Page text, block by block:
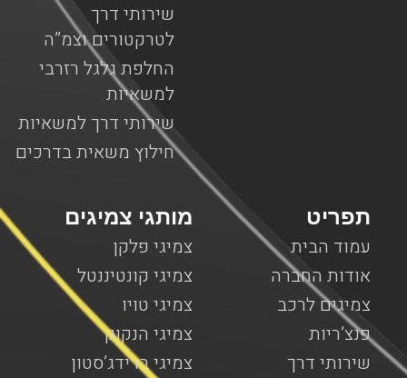
שירותי דרך
לטרקטורים וצמ”ה
החלפת גלגל רזרבי
למשאיות
שירותי דרך למשאיות
חילוץ משאית בדרכים
מותגי צמיגים
צמיגי פלקן
צמיגי קונטיננטל
צמיגי טויו
צמיגי הנקוק
צמיגי ברידג’סטון
תפריט
עמוד הבית
אודות החברה
צמיגים לרכב
פנצ’ריות
שירותי דרך